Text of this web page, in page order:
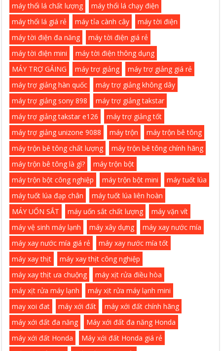
máy thổi lá chất lượng
máy thổi lá chạy điện
máy thổi lá giá rẻ
máy tỉa cành cây
máy tời điện
máy tời điện đa năng
máy tời điện giá rẻ
máy tời điện mini
máy tời điện thông dụng
MÁY TRỢ GẢING
máy trợ giảng
máy trợ giảng giá rẻ
máy trợ giảng hàn quốc
máy trợ giảng không dây
máy trợ giảng sony 898
máy trợ giảng takstar
máy trợ giảng takstar e126
máy trợ giảng tốt
máy trợ giảng unizone 9088
máy trộn
máy trộn bê tông
máy trộn bê tông chất lượng
máy trộn bê tông chính hãng
máy trộn bê tông là gì?
máy trộn bột
máy trộn bột công nghiệp
máy trộn bột mini
máy tuốt lúa
máy tuốt lúa đạp chân
máy tuốt lúa liên hoàn
MÁY UỐN SẮT
máy uốn sắt chất lượng
máy vặn vít
máy vệ sinh máy lạnh
máy xây dựng
máy xay nước mía
máy xay nước mía giá rẻ
máy xay nước mía tốt
máy xay thịt
máy xay thịt công nghiệp
máy xay thịt ưa chuộng
máy xịt rửa điều hòa
máy xịt rửa máy lạnh
máy xịt rửa máy lạnh mini
may xoi đat
máy xới đất
máy xới đất chính hãng
máy xới đất đa năng
Máy xới đất đa năng Honda
máy xới đất Honda
Máy xới đất Honda giá rẻ